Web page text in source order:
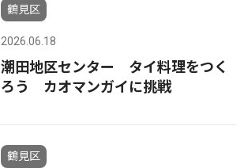
鶴見区
2026.06.18
潮田地区センター タイ料理をつく
ろう カオマンガイに挑戦
鶴見区